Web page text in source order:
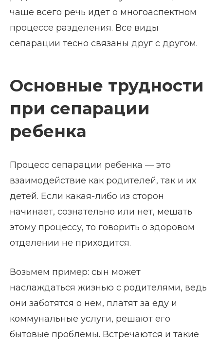
чаще всего речь идет о многоаспектном
процессе разделения. Все виды
сепарации тесно связаны друг с другом.
Основные трудности
при сепарации
ребенка
Процесс сепарации ребенка — это
взаимодействие как родителей, так и их
детей. Если какая-либо из сторон
начинает, сознательно или нет, мешать
этому процессу, то говорить о здоровом
отделении не приходится.
Возьмем пример: сын может
наслаждаться жизнью с родителями, ведь
они заботятся о нем, платят за еду и
коммунальные услуги, решают его
бытовые проблемы. Встречаются и такие